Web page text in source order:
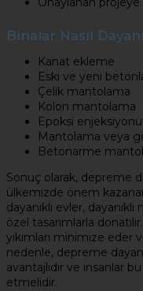
Binalar Nasıl
Kanat ekleme
Eski ve yeni
Çelik mantolama
Kolon mantolama
Epoksi enjeksiyonu
Mantolama veya
Betonarme
Sonuç olarak, depreme
ülkemizde önem
dayanıklı evler,
özel tasarımlarla
yıkımları minimize eder
nedenle, depreme
avantajlıdır ve insanlar
etmelidir.